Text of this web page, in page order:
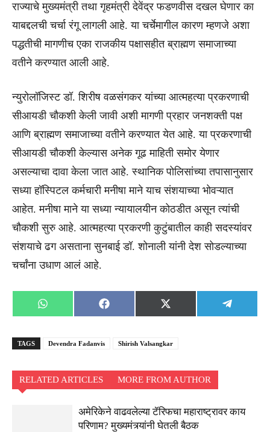
राज्याचे मुख्यमंत्री तथा गृहमंत्री देवेंद्र फडणवीस दखल घेणार का
याबद्दलची चर्चा रंगू लागली आहे. या चर्चेमागील कारण म्हणजे अशा
पद्धतीची मागणीच एका राजकीय पक्षासहीत ब्राह्मण समाजाच्या
वतीने करण्यात आली आहे.
न्युरोलॉजिस्ट डॉ. शिरीष वळसंगकर यांच्या आत्महत्या प्रकरणाची
सीआयडी चौकशी केली जावी अशी मागणी प्रहार जनशक्ती पक्ष
आणि ब्राह्मण समाजाच्या वतीने करण्यात येत आहे. या प्रकरणाची
सीआयडी चौकशी केल्यास अनेक गूढ माहिती समोर येणार
असल्याचा दावा केला जात आहे. स्थानिक पोलिसांच्या तपासानुसार
सध्या हॉस्पिटल कर्मचारी मनीषा माने याच संशयाच्या भोवऱ्यात
आहेत. मनीषा माने या सध्या न्यायालयीन कोठडीत असून त्यांची
चौकशी सुरु आहे. आत्महत्या प्रकरणी कुटुंबातील काही सदस्यांवर
संशयाचे ढग असताना सुनबाई डॉ. शोनाली यांनी देश सोडल्याच्या
चर्चांना उधाण आलं आहे.
Share
on
WhatsApp
Share
on
Facebook
Share
on
X
(Twitter)
Share
on
TAGS Devendra Fadanvis Shirish Valsangkar
RELATED ARTICLES MORE FROM AUTHOR
अमेरिकेने वाढवलेल्या टॅरिफचा महाराष्ट्रावर काय
परिणाम? मुख्यमंत्र्यांनी घेतली बैठक